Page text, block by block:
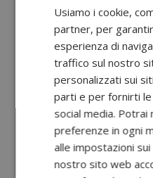
Usiamo i cookie,
partner, per
esperienza di
traffico sul nostro
personalizzati sui
parti e per fornirti
social media.
preferenze in ogni
alle impostazioni
nostro sito web